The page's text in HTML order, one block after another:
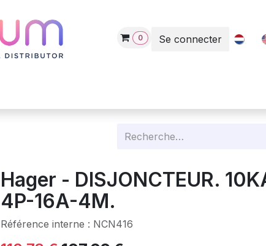
0 Se connecter
Hager - DISJONCTEUR.
4P-16A-4M.
Référence interne : NCN416